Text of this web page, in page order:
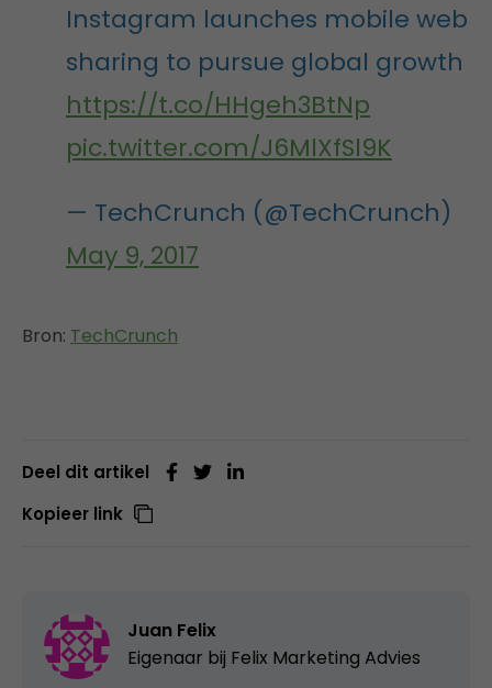
Instagram launches mobile web
sharing to pursue global growth
https://t.co/HHgeh3BtNp
pic.twitter.com/J6MlXfSl9K
— TechCrunch (@TechCrunch)
May 9, 2017
Bron: TechCrunch
Deel dit artikel
Kopieer link
Juan Felix
Eigenaar bij Felix Marketing Advies